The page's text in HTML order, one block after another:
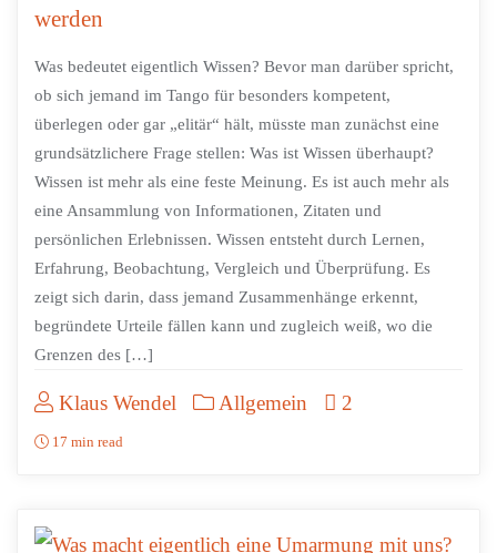
werden
Was bedeutet eigentlich Wissen? Bevor man darüber spricht,
ob sich jemand im Tango für besonders kompetent,
überlegen oder gar „elitär“ hält, müsste man zunächst eine
grundsätzlichere Frage stellen: Was ist Wissen überhaupt?
Wissen ist mehr als eine feste Meinung. Es ist auch mehr als
eine Ansammlung von Informationen, Zitaten und
persönlichen Erlebnissen. Wissen entsteht durch Lernen,
Erfahrung, Beobachtung, Vergleich und Überprüfung. Es
zeigt sich darin, dass jemand Zusammenhänge erkennt,
begründete Urteile fällen kann und zugleich weiß, wo die
Grenzen des […]
Klaus Wendel Allgemein 2
17 min read